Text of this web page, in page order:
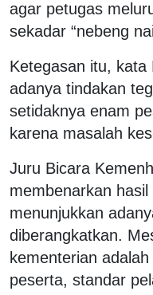
agar petugas
sekadar “nebeng
Ketegasan itu, kata
adanya tindakan
setidaknya enam
karena masalah
Juru Bicara
membenarkan
menunjukkan
diberangkatkan.
kementerian
peserta, standar